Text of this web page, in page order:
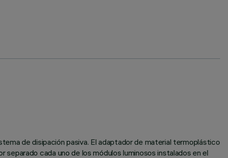
de disipación pasiva. El adaptador de material termoplástico
cada uno de los módulos luminosos instalados en el